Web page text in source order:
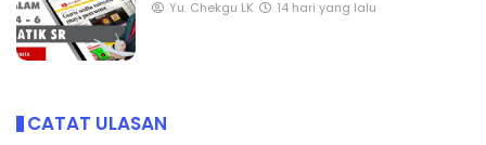
Yu. Chekgu LK 14 hari yang lalu
CATAT ULASAN